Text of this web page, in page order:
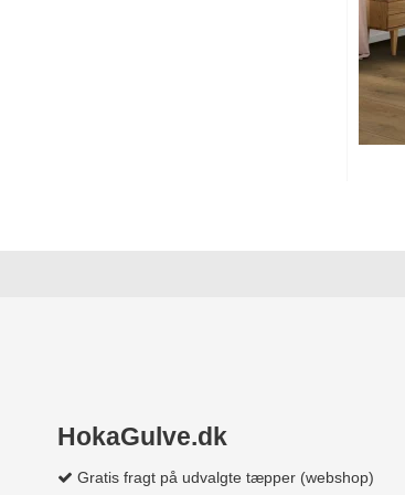
HokaGulve.dk
Gratis fragt på udvalgte tæpper (webshop)